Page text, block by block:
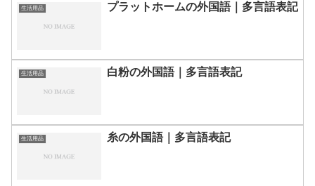
生活用品 プラットホームの外国語｜多言語表記
生活用品 白粉の外国語｜多言語表記
生活用品 糸の外国語｜多言語表記